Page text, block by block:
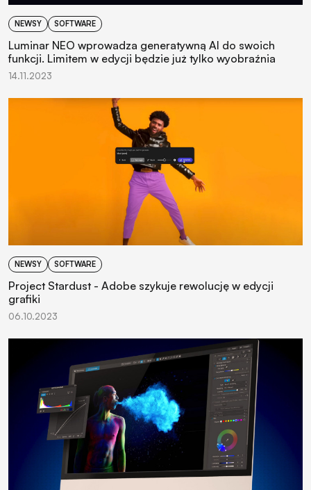
NEWSY SOFTWARE
Luminar NEO wprowadza generatywną AI do swoich
funkcji. Limitem w edycji będzie już tylko wyobraźnia
14.11.2023
NEWSY SOFTWARE
Project Stardust - Adobe szykuje rewolucję w edycji
grafiki
06.10.2023